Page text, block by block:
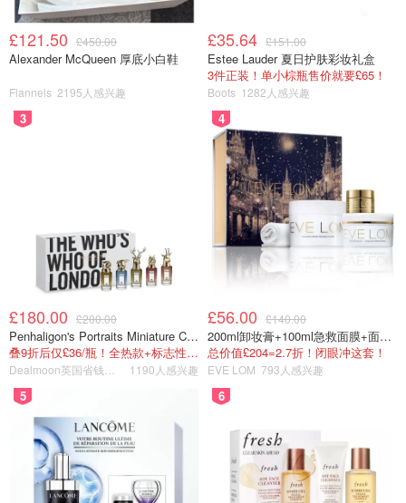
£121.50 £450.00
Alexander McQueen 厚底小白鞋
Flannels 2195人感兴趣
£35.64 £151.00
Estee Lauder 夏日护肤彩妆礼盒
3件正装！单小棕瓶售价就要£65！
Boots 1282人感兴趣
3
£180.00 £200.00
Penhaligon's Portraits Miniature Collection 香氛套装 5瓶装
叠9折后仅£36/瓶！全热款+标志性兽首头
1190人感兴趣
4
£56.00 £140.00
200ml卸妆膏+100ml急救面膜+面霜+洁颜布
总价值£204=2.7折！闭眼冲这套！
EVE LOM 793人感兴趣
5 6